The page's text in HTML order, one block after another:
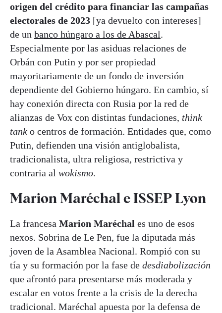
origen del crédito para financiar las campañas
electorales de 2023 [ya devuelto con intereses]
de un banco húngaro a los de Abascal.
Especialmente por las asiduas relaciones de
Orbán con Putin y por ser propiedad
mayoritariamente de un fondo de inversión
dependiente del Gobierno húngaro. En cambio, sí
hay conexión directa con Rusia por la red de
alianzas de Vox con distintas fundaciones, think
tank o centros de formación. Entidades que, como
Putin, defienden una visión antiglobalista,
tradicionalista, ultra religiosa, restrictiva y
contraria al wokismo.
Marion Maréchal e ISSEP Lyon
La francesa Marion Maréchal es uno de esos
nexos. Sobrina de Le Pen, fue la diputada más
joven de la Asamblea Nacional. Rompió con su
tía y su formación por la fase de desdiabolización
que afrontó para presentarse más moderada y
escalar en votos frente a la crisis de la derecha
tradicional. Maréchal apuesta por la defensa de